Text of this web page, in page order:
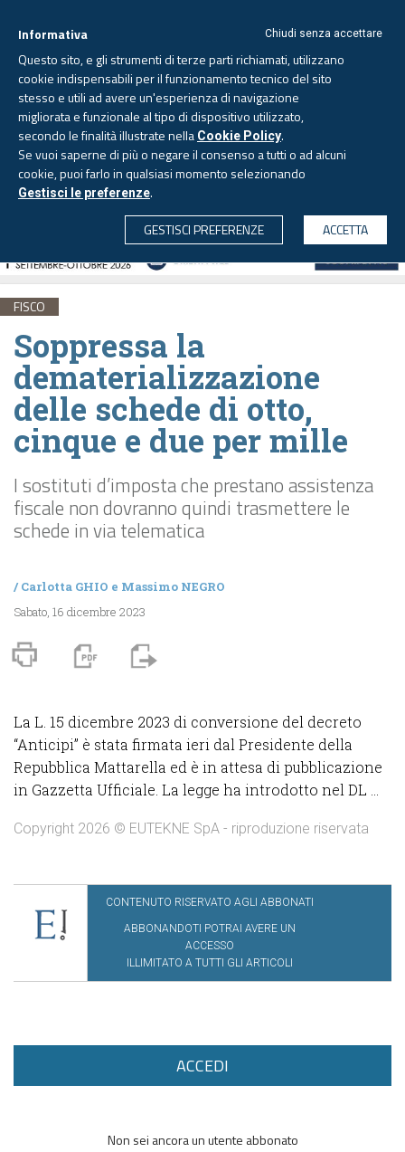
CERCA
Giovedì, 6 agosto 2026 - Aggiornato alle 6.00
FISCO
Soppressa la
dematerializzazione
delle schede di otto,
cinque e due per mille
I sostituti d’imposta che prestano assistenza
fiscale non dovranno quindi trasmettere le
schede in via telematica
/Carlotta GHIO e Massimo NEGRO
Sabato, 16 dicembre 2023
La L. 15 dicembre 2023 di conversione del decreto
“Anticipi” è stata firmata ieri dal Presidente della
Repubblica Mattarella ed è in attesa di pubblicazione
in Gazzetta Ufficiale. La legge ha introdotto nel DL ...
Copyright 2026 © EUTEKNE SpA - riproduzione riservata
CONTENUTO RISERVATO AGLI ABBONATI
ABBONANDOTI POTRAI AVERE UN
ACCESSO
ILLIMITATO A TUTTI GLI ARTICOLI
ACCEDI
Non sei ancora un utente abbonato
Chiudi senza accettare
Informativa
Questo sito, e gli strumenti di terze parti richiamati, utilizzano
cookie indispensabili per il funzionamento tecnico del sito
stesso e utili ad avere un'esperienza di navigazione
migliorata e funzionale al tipo di dispositivo utilizzato,
secondo le finalità illustrate nella Cookie Policy.
Se vuoi saperne di più o negare il consenso a tutti o ad alcuni
cookie, puoi farlo in qualsiasi momento selezionando
Gestisci le preferenze.
GESTISCI PREFERENZE
ACCETTA